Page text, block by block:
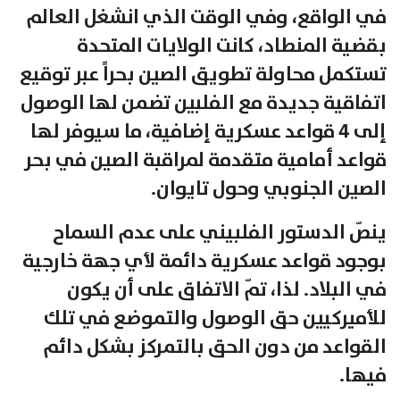
في الواقع، وفي الوقت الذي انشغل العالم
بقضية المنطاد، كانت الولايات المتحدة
تستكمل محاولة تطويق الصين بحراً عبر توقيع
اتفاقية جديدة مع الفلبين تضمن لها الوصول
إلى 4 قواعد عسكرية إضافية، ما سيوفر لها
قواعد أمامية متقدمة لمراقبة الصين في بحر
الصين الجنوبي وحول تايوان.
ينصّ الدستور الفلبيني على عدم السماح
بوجود قواعد عسكرية دائمة لأي جهة خارجية
في البلاد. لذا، تمّ الاتفاق على أن يكون
للأميركيين حق الوصول والتموضع في تلك
القواعد من دون الحق بالتمركز بشكل دائم
فيها.